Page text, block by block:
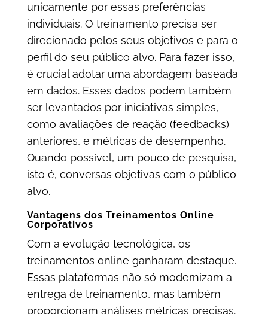
unicamente por essas preferências
individuais. O treinamento precisa ser
direcionado pelos seus objetivos e para o
perfil do seu público alvo. Para fazer isso,
é crucial adotar uma abordagem baseada
em dados. Esses dados podem também
ser levantados por iniciativas simples,
como avaliações de reação (feedbacks)
anteriores, e métricas de desempenho.
Quando possível, um pouco de pesquisa,
isto é, conversas objetivas com o público
alvo.
Vantagens dos Treinamentos Online
Corporativos
Com a evolução tecnológica, os
treinamentos online ganharam destaque.
Essas plataformas não só modernizam a
entrega de treinamento, mas também
proporcionam análises métricas precisas.